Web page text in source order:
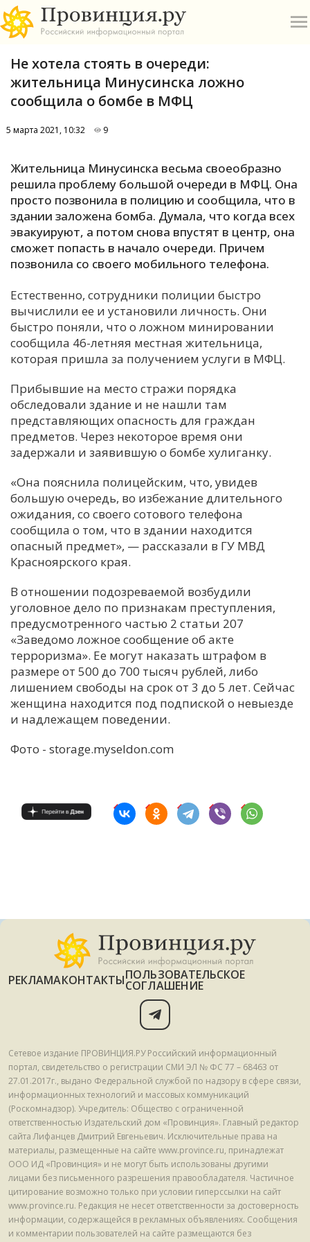
А
Б
В
Е
И
К
М
П
С
Т
Х
Ч
Я
Не хотела стоять в очереди:
жительница Минусинска ложно
сообщила о бомбе в МФЦ
5 марта 2021, 10:32 9
Жительница Минусинска весьма своеобразно
решила проблему большой очереди в МФЦ. Она
просто позвонила в полицию и сообщила, что в
здании заложена бомба. Думала, что когда всех
эвакуируют, а потом снова впустят в центр, она
сможет попасть в начало очереди. Причем
позвонила со своего мобильного телефона.
Естественно, сотрудники полиции быстро
вычислили ее и установили личность. Они
быстро поняли, что о ложном минировании
сообщила 46-летняя местная жительница,
которая пришла за получением услуги в МФЦ.
Прибывшие на место стражи порядка
обследовали здание и не нашли там
представляющих опасность для граждан
предметов. Через некоторое время они
задержали и заявившую о бомбе хулиганку.
«Она пояснила полицейским, что, увидев
большую очередь, во избежание длительного
ожидания, со своего сотового телефона
сообщила о том, что в здании находится
опасный предмет», — рассказали в ГУ МВД
Красноярского края.
В отношении подозреваемой возбудили
уголовное дело по признакам преступления,
предусмотренного частью 2 статьи 207
«Заведомо ложное сообщение об акте
терроризма». Ее могут наказать штрафом в
размере от 500 до 700 тысяч рублей, либо
лишением свободы на срок от 3 до 5 лет. Сейчас
женщина находится под подпиской о невыезде
и надлежащем поведении.
Фото - storage.myseldon.com
РЕКЛАМАКОНТАКТЫПОЛЬЗОВАТЕЛЬСКОЕ
СОГЛАШЕНИЕ
Сетевое издание ПРОВИНЦИЯ.РУ Российский информационный
портал, свидетельство о регистрации СМИ ЭЛ № ФС 77 – 68463 от
27.01.2017г., выдано Федеральной службой по надзору в сфере связи,
информационных технологий и массовых коммуникаций
(Роскомнадзор). Учредитель: Общество с ограниченной
ответственностью Издательский дом «Провинция». Главный редактор
сайта Лифанцев Дмитрий Евгеньевич. Исключительные права на
материалы, размещенные на сайте www.province.ru, принадлежат
ООО ИД «Провинция» и не могут быть использованы другими
лицами без письменного разрешения правообладателя. Частичное
цитирование возможно только при условии гиперссылки на сайт
www.province.ru. Редакция не несет ответственности за достоверность
информации, содержащейся в рекламных объявлениях. Сообщения
и комментарии пользователей на сайте размещаются без